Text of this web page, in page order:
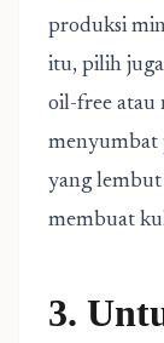
produksi
itu, pilih
oil-free atau
menyumbat
yang lembut
membuat
3.